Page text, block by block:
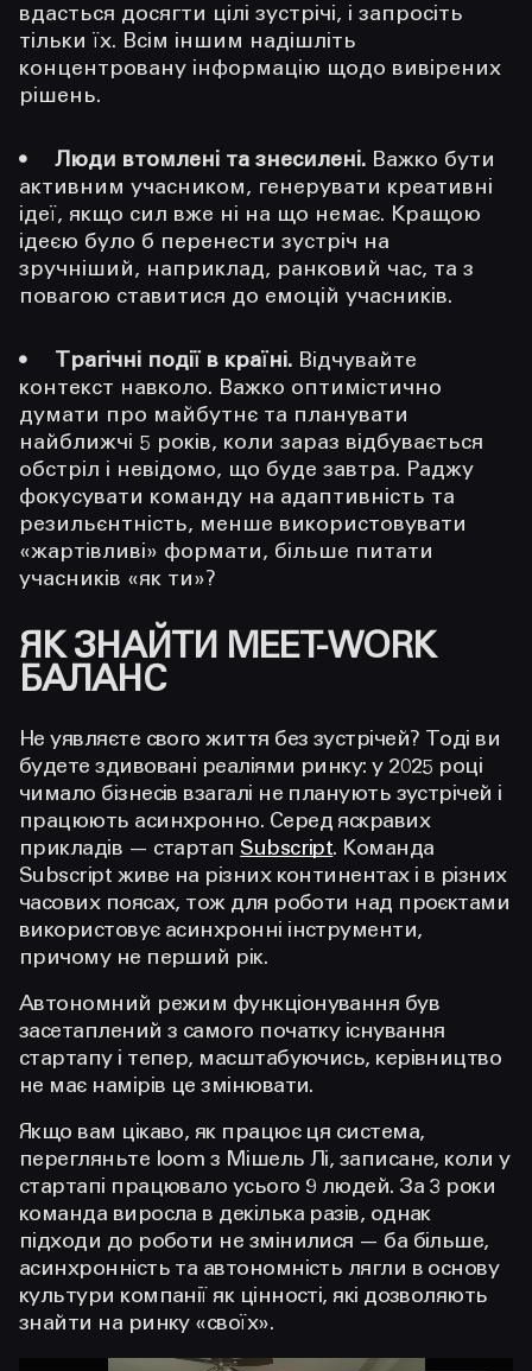
вдасться досягти цілі зустрічі, і запросіть
тільки їх. Всім іншим надішліть
концентровану інформацію щодо вивірених
рішень.
Люди втомлені та знесилені. Важко бути
активним учасником, генерувати креативні
ідеї, якщо сил вже ні на що немає. Кращою
ідеєю було б перенести зустріч на
зручніший, наприклад, ранковий час, та з
повагою ставитися до емоцій учасників.
Трагічні події в країні. Відчувайте
контекст навколо. Важко оптимістично
думати про майбутнє та планувати
найближчі 5 років, коли зараз відбувається
обстріл і невідомо, що буде завтра. Раджу
фокусувати команду на адаптивність та
резильєнтність, менше використовувати
«жартівливі» формати, більше питати
учасників «як ти»?
ЯК ЗНАЙТИ MEET-WORK
БАЛАНС
Не уявляєте свого життя без зустрічей? Тоді ви
будете здивовані реаліями ринку: у 2025 році
чимало бізнесів взагалі не планують зустрічей і
працюють асинхронно. Серед яскравих
прикладів — стартап Subscript. Команда
Subscript живе на різних континентах і в різних
часових поясах, тож для роботи над проєктами
використовує асинхронні інструменти,
причому не перший рік.
Автономний режим функціонування був
засетаплений з самого початку існування
стартапу і тепер, масштабуючись, керівництво
не має намірів це змінювати.
Якщо вам цікаво, як працює ця система,
перегляньте loom з Мішель Лі, записане, коли у
стартапі працювало усього 9 людей. За 3 роки
команда виросла в декілька разів, однак
підходи до роботи не змінилися — ба більше,
асинхронність та автономність лягли в основу
культури компанії як цінності, які дозволяють
знайти на ринку «своїх».